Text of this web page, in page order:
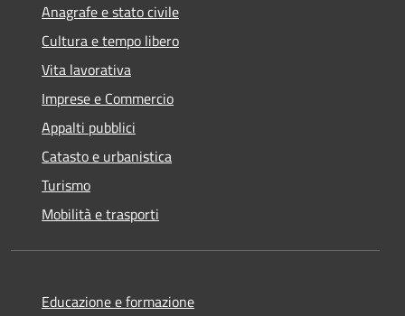
Anagrafe e stato civile
Cultura e tempo libero
Vita lavorativa
Imprese e Commercio
Appalti pubblici
Catasto e urbanistica
Turismo
Mobilità e trasporti
Educazione e formazione